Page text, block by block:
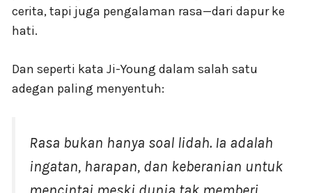
cerita, tapi juga pengalaman rasa—dari dapur ke
hati.
Dan seperti kata Ji-Young dalam salah satu
adegan paling menyentuh:
Rasa bukan hanya soal lidah. Ia adalah
ingatan, harapan, dan keberanian untuk